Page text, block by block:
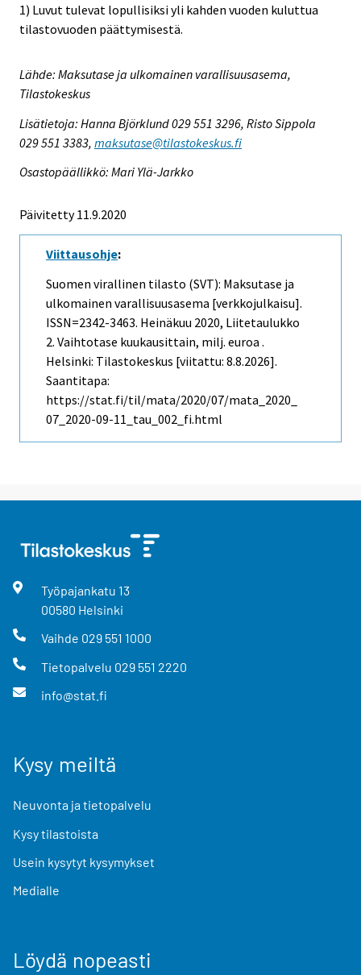
1) Luvut tulevat lopullisiksi yli kahden vuoden kuluttua
tilastovuoden päättymisestä.
Lähde: Maksutase ja ulkomainen varallisuusasema,
Tilastokeskus
Lisätietoja: Hanna Björklund 029 551 3296, Risto Sippola
029 551 3383, maksutase@tilastokeskus.fi
Osastopäällikkö: Mari Ylä-Jarkko
Päivitetty 11.9.2020
Viittausohje:
Suomen virallinen tilasto (SVT): Maksutase ja
ulkomainen varallisuusasema [verkkojulkaisu].
ISSN=2342-3463. Heinäkuu 2020, Liitetaulukko
2. Vaihtotase kuukausittain, milj. euroa .
Helsinki: Tilastokeskus [viitattu: 8.8.2026].
Saantitapa:
https://stat.fi/til/mata/2020/07/mata_2020_
07_2020-09-11_tau_002_fi.html
Työpajankatu 13
00580 Helsinki
Vaihde 029 551 1000
Tietopalvelu 029 551 2220
info@stat.fi
Kysy meiltä
Neuvonta ja tietopalvelu
Kysy tilastoista
Usein kysytyt kysymykset
Medialle
Löydä nopeasti